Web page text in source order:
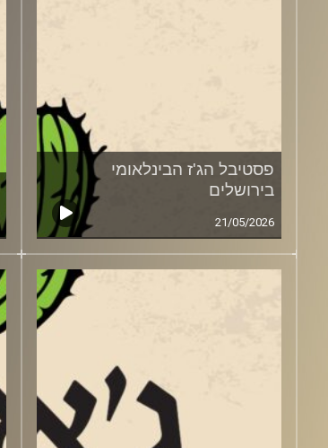
פסטיבל הג'ז הבינלאומי
בירושלים
21/05/2026